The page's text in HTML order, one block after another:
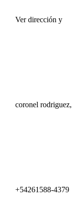
Ver dirección y
coronel rodriguez,
+54261588-4379